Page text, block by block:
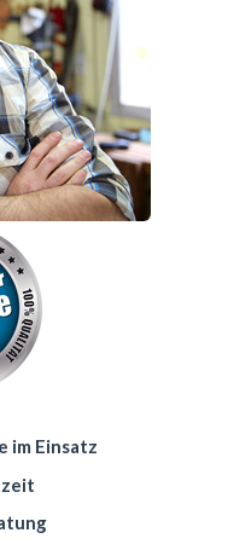
im Einsatz